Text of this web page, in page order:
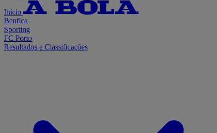
Início
Benfica
Sporting
FC Porto
Resultados e Classificações